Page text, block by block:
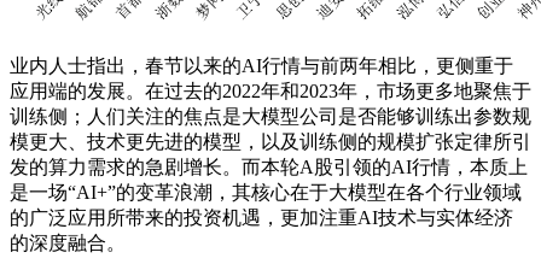
业内人士指出，春节以来的AI行情与前两年相比，更侧重于
应用端的发展。在过去的2022年和2023年，市场更多地聚焦于
训练侧；人们关注的焦点是大模型公司是否能够训练出参数规
模更大、技术更先进的模型，以及训练侧的规模扩张定律所引
发的算力需求的急剧增长。而本轮A股引领的AI行情，本质上
是一场“AI+”的变革浪潮，其核心在于大模型在各个行业领域
的广泛应用所带来的投资机遇，更加注重AI技术与实体经济
的深度融合。